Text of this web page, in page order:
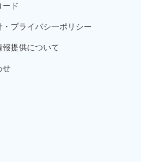
ド
プライバシ一ポリシー
提供について
せ